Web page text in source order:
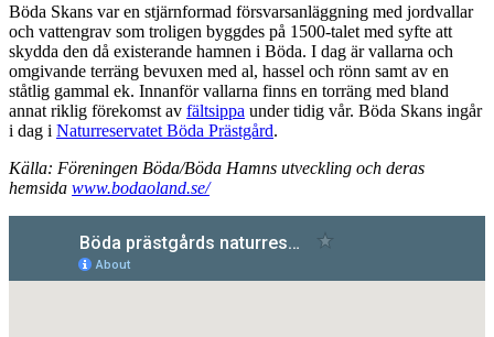
Böda Skans var en stjärnformad försvarsanläggning med jordvallar
och vattengrav som troligen byggdes på 1500-talet med syfte att
skydda den då existerande hamnen i Böda. I dag är vallarna och
omgivande terräng bevuxen med al, hassel och rönn samt av en
ståtlig gammal ek. Innanför vallarna finns en torräng med bland
annat riklig förekomst av fältsippa under tidig vår. Böda Skans ingår
i dag i Naturreservatet Böda Prästgård.
Källa: Föreningen Böda/Böda Hamns utveckling och deras
hemsida www.bodaoland.se/